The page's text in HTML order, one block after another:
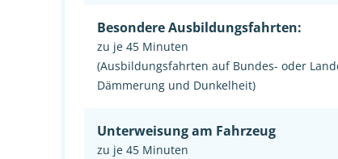
Besondere Ausbildungsfahrten:
zu je 45 Minuten
(Ausbildungsfahrten auf Bundes- oder
Dämmerung und Dunkelheit)
Unterweisung am Fahrzeug
zu je 45 Minuten